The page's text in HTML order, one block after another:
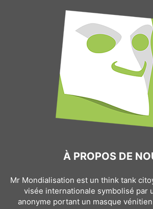
À PROPOS DE
Mr Mondialisation est un think tank
visée internationale symbolisé par
anonyme portant un masque